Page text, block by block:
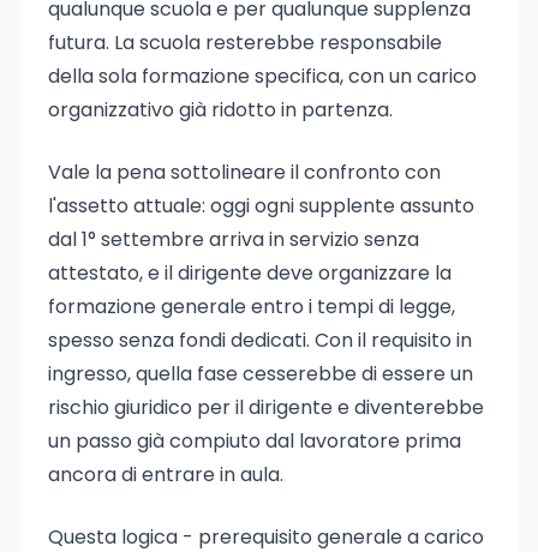
qualunque scuola e per qualunque supplenza
futura. La scuola resterebbe responsabile
della sola formazione specifica, con un carico
organizzativo già ridotto in partenza.
Vale la pena sottolineare il confronto con
l'assetto attuale: oggi ogni supplente assunto
dal 1° settembre arriva in servizio senza
attestato, e il dirigente deve organizzare la
formazione generale entro i tempi di legge,
spesso senza fondi dedicati. Con il requisito in
ingresso, quella fase cesserebbe di essere un
rischio giuridico per il dirigente e diventerebbe
un passo già compiuto dal lavoratore prima
ancora di entrare in aula.
Questa logica - prerequisito generale a carico